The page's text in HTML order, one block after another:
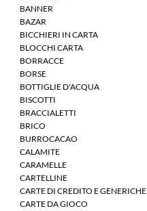
BANNER
BAZAR
BICCHIERI IN CARTA
BLOCCHI CARTA
BORRACCE
BORSE
BOTTIGLIE D'ACQUA
BISCOTTI
BRACCIALETTI
BRICO
BURROCACAO
CALAMITE
CARAMELLE
CARTELLINE
CARTE DI CREDITO E GENERICHE
CARTE DA GIOCO